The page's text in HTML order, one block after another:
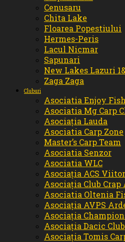
Cenusaru
Chita Lake
Floarea Popestiului
Hermes-Peris
Lacul Nicmar
Sapunari
New Lakes Lazuri
Zaga Zaga
Cluburi
Asociatia Enjoy
Asociatia Mg Carp
Asociația Lauda
Asociatia Carp Zone
Master’s Carp Team
Asociatia Senzor
Asociatia WLC
Asociația ACS
Asociația Club Crap
Asociatia Oltenia
Asociația AVPS
Asociația
Asociația Dacic Club
Asociația Tomis